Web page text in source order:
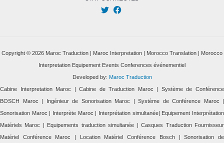
Copyright © 2026 Maroc Traduction | Maroc Interpretation | Morocco Translation | Morocco
Interpretation Equipement Events Conferences événementiel
Developed by: Maroc Traduction
Cabine Interpretation Maroc | Cabine de Traduction Maroc | Système de Conférence
BOSCH Maroc | Ingénieur de Sonorisation Maroc | Système de Conférence Maroc |
Sonorisation Maroc | Interprète Maroc | Interprétation simultanée| Equipement Interprétation
Matériels Maroc | Equipements traduction simultanée | Casques Traduction Fournisseur
Matériel Conférence Maroc | Location Matériel Conférence Bosch | Sonorisation de